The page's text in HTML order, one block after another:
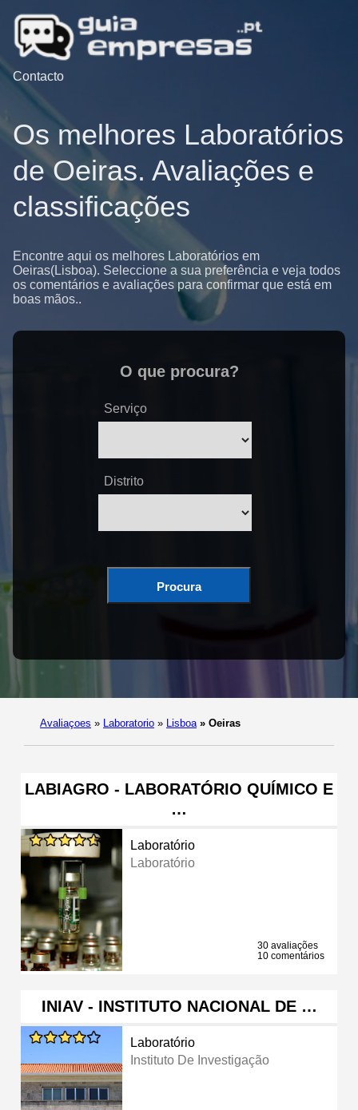
Contacto
Os melhores Laboratórios
de Oeiras. Avaliações e
classificações
Encontre aqui os melhores Laboratórios em
Oeiras(Lisboa). Seleccione a sua preferência e veja todos
os comentários e avaliações para confirmar que está em
boas mãos..
O que procura?
Serviço
Distrito
Procura
Avaliaçoes » Laboratorio » Lisboa » Oeiras
LABIAGRO - LABORATÓRIO QUÍMICO E
…
Laboratório
Laboratório
30 avaliações
10 comentários
INIAV - INSTITUTO NACIONAL DE …
Laboratório
Instituto De Investigação